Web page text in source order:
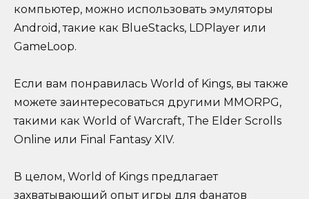
компьютер, можно использовать эмуляторы
Android, такие как BlueStacks, LDPlayer или
GameLoop.
Если вам понравилась World of Kings, вы также
можете заинтересоваться другими MMORPG,
такими как World of Warcraft, The Elder Scrolls
Online или Final Fantasy XIV.
В целом, World of Kings предлагает
захватывающий опыт игры для фанатов